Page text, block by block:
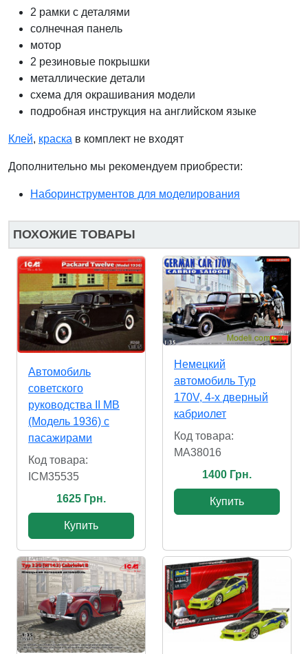
2 рамки с деталями
cолнечная панель
мотор
2 резиновые покрышки
металлические детали
схема для окрашивания модели
подробная инструкция на английском языке
Клей, краска в комплект не входят
Дополнительно мы рекомендуем приобрести:
Наборинструментов для моделирования
ПОХОЖИЕ ТОВАРЫ
Автомобиль
советского
руководства II МВ
(Модель 1936) c
пасажирами
Код товара:
ICM35535
1625 Грн.
Купить
Немецкий
автомобиль Typ
170V, 4-х дверный
кабриолет
Код товара:
MA38016
1400 Грн.
Купить